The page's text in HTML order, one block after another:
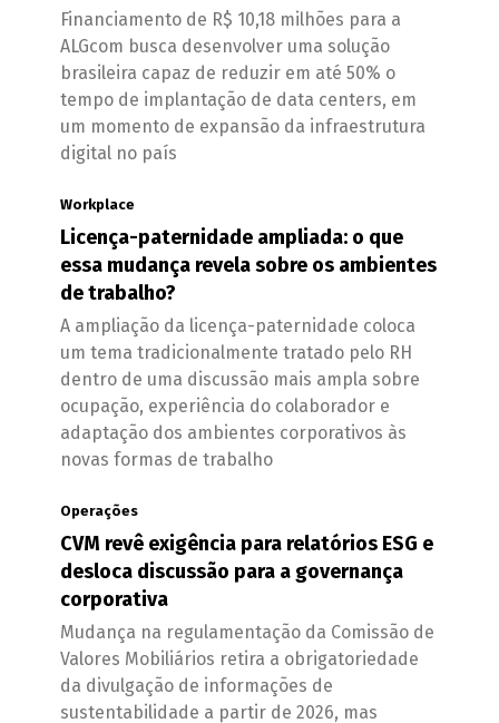
Financiamento de R$ 10,18 milhões para a
ALGcom busca desenvolver uma solução
brasileira capaz de reduzir em até 50% o
tempo de implantação de data centers, em
um momento de expansão da infraestrutura
digital no país
Workplace
Licença-paternidade ampliada: o que
essa mudança revela sobre os ambientes
de trabalho?
A ampliação da licença-paternidade coloca
um tema tradicionalmente tratado pelo RH
dentro de uma discussão mais ampla sobre
ocupação, experiência do colaborador e
adaptação dos ambientes corporativos às
novas formas de trabalho
Operações
CVM revê exigência para relatórios ESG e
desloca discussão para a governança
corporativa
Mudança na regulamentação da Comissão de
Valores Mobiliários retira a obrigatoriedade
da divulgação de informações de
sustentabilidade a partir de 2026, mas